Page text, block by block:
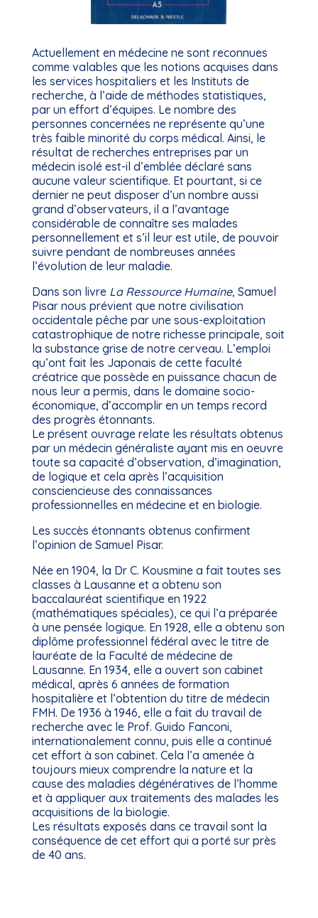
Actuellement en médecine ne sont reconnues
comme valables que les notions acquises dans
les services hospitaliers et les Instituts de
recherche, à l’aide de méthodes statistiques,
par un effort d’équipes. Le nombre des
personnes concernées ne représente qu’une
très faible minorité du corps médical. Ainsi, le
résultat de recherches entreprises par un
médecin isolé est-il d’emblée déclaré sans
aucune valeur scientifique. Et pourtant, si ce
dernier ne peut disposer d’un nombre aussi
grand d’observateurs, il a l’avantage
considérable de connaître ses malades
personnellement et s’il leur est utile, de pouvoir
suivre pendant de nombreuses années
l’évolution de leur maladie.
Dans son livre La Ressource Humaine, Samuel
Pisar nous prévient que notre civilisation
occidentale pêche par une sous-exploitation
catastrophique de notre richesse principale, soit
la substance grise de notre cerveau. L’emploi
qu’ont fait les Japonais de cette faculté
créatrice que possède en puissance chacun de
nous leur a permis, dans le domaine socio-
économique, d’accomplir en un temps record
des progrès étonnants.
Le présent ouvrage relate les résultats obtenus
par un médecin généraliste ayant mis en oeuvre
toute sa capacité d’observation, d’imagination,
de logique et cela après l’acquisition
consciencieuse des connaissances
professionnelles en médecine et en biologie.
Les succès étonnants obtenus confirment
l’opinion de Samuel Pisar.
Née en 1904, la Dr C. Kousmine a fait toutes ses
classes à Lausanne et a obtenu son
baccalauréat scientifique en 1922
(mathématiques spéciales), ce qui l’a préparée
à une pensée logique. En 1928, elle a obtenu son
diplôme professionnel fédéral avec le titre de
lauréate de la Faculté de médecine de
Lausanne. En 1934, elle a ouvert son cabinet
médical, après 6 années de formation
hospitalière et l’obtention du titre de médecin
FMH. De 1936 à 1946, elle a fait du travail de
recherche avec le Prof. Guido Fanconi,
internationalement connu, puis elle a continué
cet effort à son cabinet. Cela l’a amenée à
toujours mieux comprendre la nature et la
cause des maladies dégénératives de l’homme
et à appliquer aux traitements des malades les
acquisitions de la biologie.
Les résultats exposés dans ce travail sont la
conséquence de cet effort qui a porté sur près
de 40 ans.